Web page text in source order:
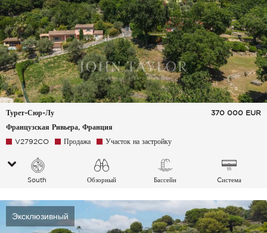
Турет-Сюр-Лу
Французская Ривьера, Франция
370 000 EUR
V2792CO Продажа Участок на застройку
South
Обзорный
Бассейн
Cистема
воздуха
Эксклюзивный